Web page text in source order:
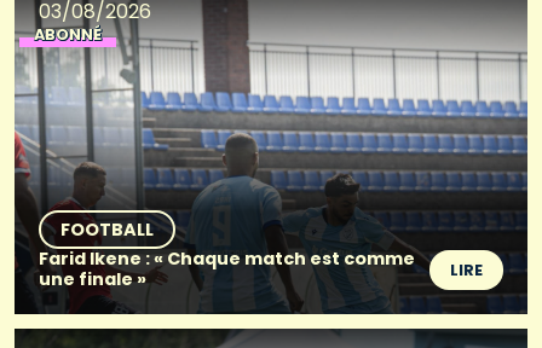
03/08/2026
ABONNÉ
FOOTBALL
Farid Ikene : « Chaque match est comme
une finale »
LIRE